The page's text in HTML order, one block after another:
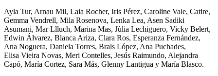
Ayla Tur, Arnau Mil, Laia Rocher, Iris Pérez, Caroline Vale, Catire,
Gemma Vendrell, Mila Rosenova, Lenka Lea, Asen Sadiki
Asumani, Mar Llluch, Marina Mas, Jùlia Lechiguero, Vicky Belert,
Edwin Álvarez, Blanca Ariza, Clara Ros, Esperanza Fernández,
Ana Noguera, Daniela Torres, Brais López, Ana Puchades,
Elisa Vieira Novas, Meri Contelles, Jesús Raimundo, Alejandra
Capó, María Cortez, Sara Más, Glenny Lantigua y María Blasco.